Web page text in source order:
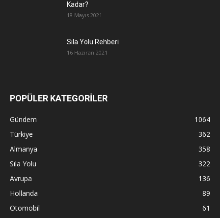
Kadar?
18 Mayıs 2021
Sıla Yolu Rehberi
16 Haziran 2021
POPÜLER KATEGORİLER
Gündem
1064
Türkiye
362
Almanya
358
Sıla Yolu
322
Avrupa
136
Hollanda
89
Otomobil
61